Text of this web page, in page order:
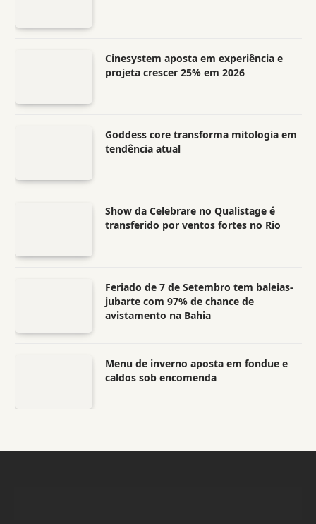
Cinesystem aposta em experiência e
projeta crescer 25% em 2026
Goddess core transforma mitologia em
tendência atual
Show da Celebrare no Qualistage é
transferido por ventos fortes no Rio
Feriado de 7 de Setembro tem baleias-
jubarte com 97% de chance de
avistamento na Bahia
Menu de inverno aposta em fondue e
caldos sob encomenda